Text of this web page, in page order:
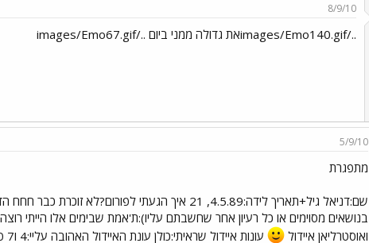
8/9/10
../images/Emo140.gifאת גדולה ממני ביום ../images/Emo67.gif
5/9/10
מתפגרת
שם:דניאל גיל+תאריך לידה:4.5.89, 21 איך הגעתי לפורום?לא זוכרת כבר חחח הדבר שאני הכי אוהב בפורום:אתכם
בנושאים מסוימים או כל רעיון אחר שחשבתם עליו):ת'אמת שבימים אלו הייתי
ואוסטרליאן איידול
עונות איידול שראיתי:כולן עונת האיידול האהובה עליי:4 ו7 פייבוריטים שלי שזכו בתואר האיידול:קלי, קארי וקוק (וגם לי אבל הוא לא מעניין